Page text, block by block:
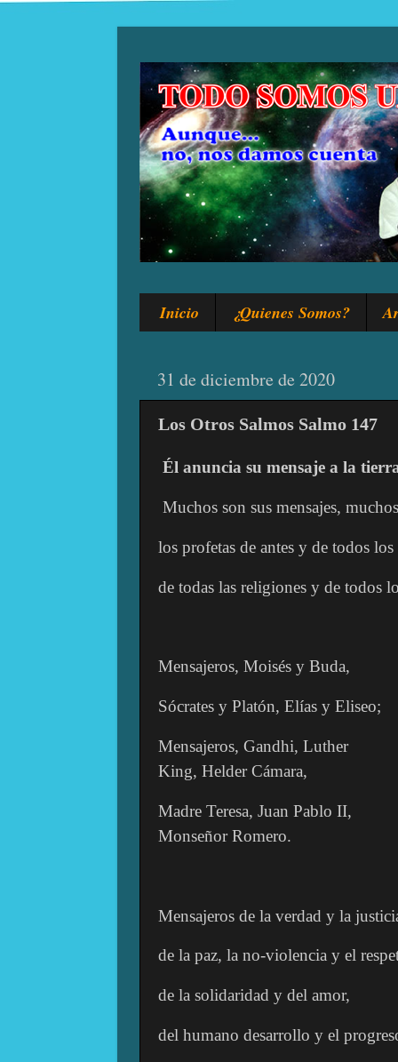
Inicio ¿Quienes Somos?
31 de diciembre de 2020
Los Otros Salmos Salmo 147
Él anuncia su mensaje a la
Muchos son sus mensajes,
los profetas de antes y de todos
de todas las religiones y de todos
Mensajeros, Moisés y Buda,
Sócrates y Platón, Elías y Eliseo;
Mensajeros, Gandhi, Luther
King, Helder Cámara,
Madre Teresa, Juan Pablo II,
Monseñor Romero.
Mensajeros de la verdad y la
de la paz, la no-violencia y el
de la solidaridad y del amor,
del humano desarrollo y el